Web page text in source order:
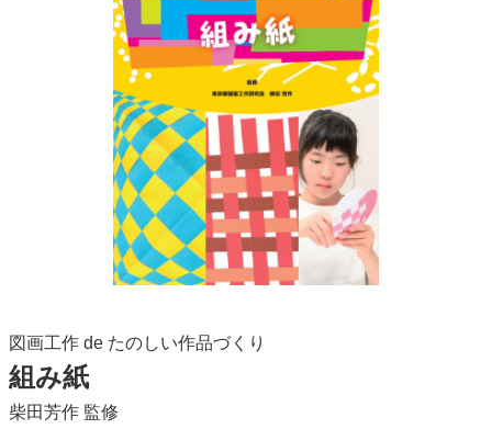
図画工作 de たのしい作品づくり
組み紙
柴田芳作 監修